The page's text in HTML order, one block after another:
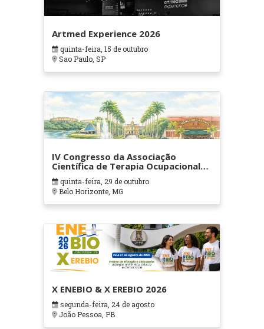
Artmed Experience 2026
quinta-feira, 15 de outubro
Sao Paulo, SP
IV Congresso da Associação
Científica de Terapia Ocupacional
em Contextos Hospitalares e
Cuidados Paliativos - ATOHOSP
quinta-feira, 29 de outubro
Belo Horizonte, MG
X ENEBIO & X EREBIO 2026
segunda-feira, 24 de agosto
João Pessoa, PB